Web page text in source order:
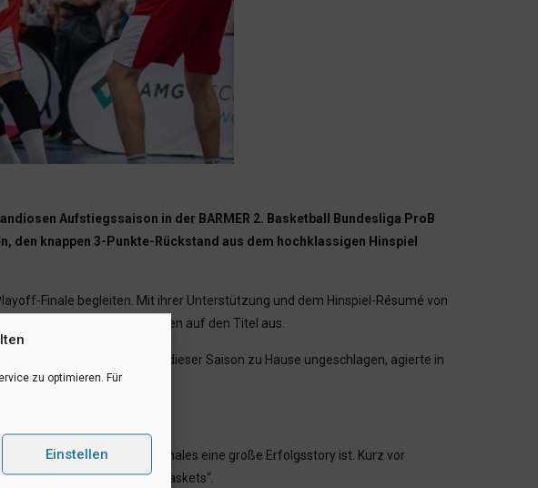
zu optimieren. Für
Einstellen
Aufstiegssaison in der BARMER 2. Basketball Bundesliga ProB
den knappen 3-Punkte-Rückstand aus dem hochklassigen Hinspiel
Finale begleiten. Mit ihrer Unterstützung und dem Hinspiel-Résumé von
weiterhin Chancen auf den Titel aus.
von 1993 Hansi Gnad ist in dieser Saison zu Hause ungeschlagen, agierte in
des heutigen Playoff-Finales eine große Erfolgsstory ist. Kurz vor
der WWU Baskets“.